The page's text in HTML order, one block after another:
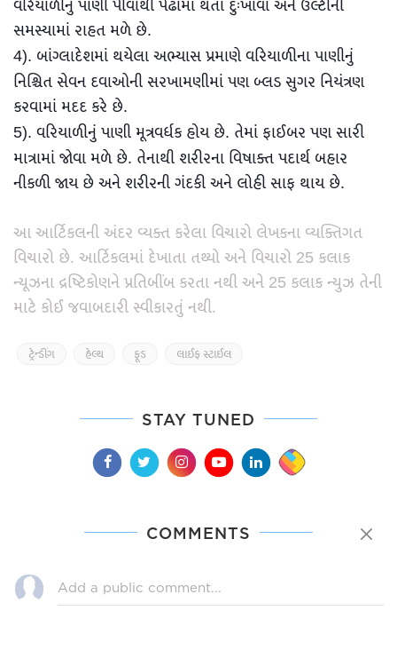
વરિયાળીનું પાણી પીવાથી પેઢામાં થતા દુઃખાવા અને ઉલ્ટીની
સમસ્યામાં રાહત મળે છે.
4). બાંગ્લાદેશમાં થયેલા અભ્યાસ પ્રમાણે વરિયાળીના પાણીનું
નિશ્ચિત સેવન દવાઓની સરખામણીમાં પણ બ્લડ સુગર નિયંત્રણ
કરવામાં મદદ કરે છે.
5). વરિયાળીનું પાણી મૂત્રવર્ધક હોય છે. તેમાં ફાઈબર પણ સારી
માત્રામાં જોવા મળે છે. તેનાથી શરીરના વિષાક્ત પદાર્થ બહાર
નીકળી જાય છે અને શરીરની ગંદકી અને લોહી સાફ થાય છે.
આ આર્ટિકલની અંદર વ્યક્ત કરેલા વિચારો લેખકના વ્યક્તિગત
વિચારો છે. આર્ટિકલમાં દેખાતા તથ્યો અને વિચારો 25 કલાક
ન્યૂઝના દ્રષ્ટિકોણને પ્રતિબીંબ કરતા નથી અને 25 કલાક ન્યુઝ તેની
માટે કોઈ જવાબદારી સ્વીકારતું નથી.
ટ્રેન્ડીંગ હેલ્થ ફૂડ લાઈફ સ્ટાઈલ
STAY TUNED
COMMENTS